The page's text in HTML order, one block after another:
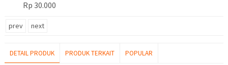
Rp 30.000
prev next
DETAIL PRODUK PRODUK TERKAIT POPULAR